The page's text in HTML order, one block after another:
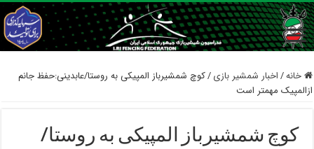
خانه/اخبار شمشیر بازی /کوچ شمشیرباز المپیکی به روستا/عابدینی:حفظ جانم
ازالمپیک مهمتر است
کوچ شمشیرباز المپیکی به روستا/